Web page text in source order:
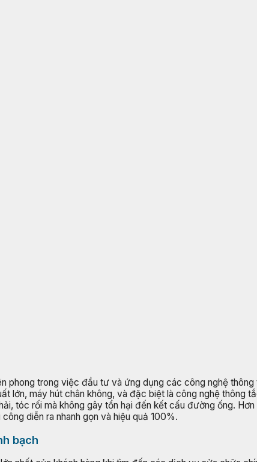
phong trong việc đầu tư và ứng dụng các công nghệ
lớn, máy hút chân không, và đặc biệt là công nghệ
tóc rối mà không gây tổn hại đến kết cấu đường ống.
diễn ra nhanh gọn và hiệu quả 100%.
bạch